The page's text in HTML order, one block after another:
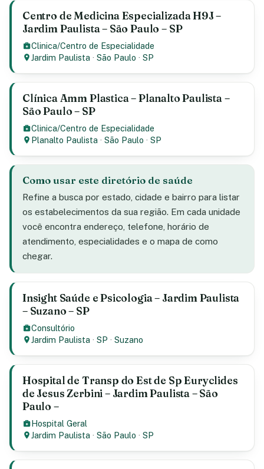
Centro de Medicina Especializada H9J –
Jardim Paulista – São Paulo – SP
Clinica/Centro de Especialidade
Jardim Paulista ·São Paulo ·SP
Clínica Amm Plastica – Planalto Paulista –
São Paulo – SP
Clinica/Centro de Especialidade
Planalto Paulista ·São Paulo ·SP
Como usar este diretório de saúde
Refine a busca por estado, cidade e bairro para listar
os estabelecimentos da sua região. Em cada unidade
você encontra endereço, telefone, horário de
atendimento, especialidades e o mapa de como
chegar.
Insight Saúde e Psicologia – Jardim Paulista
– Suzano – SP
Consultório
Jardim Paulista ·SP ·Suzano
Hospital de Transp do Est de Sp Euryclides
de Jesus Zerbini – Jardim Paulista – São
Paulo –
Hospital Geral
Jardim Paulista ·São Paulo ·SP